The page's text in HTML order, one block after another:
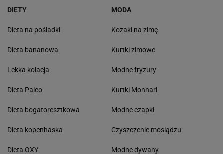
DIETY
Dieta na pośladki
Dieta bananowa
Lekka kolacja
Dieta Paleo
Dieta bogatoresztkowa
Dieta kopenhaska
Dieta OXY
MODA
Kozaki na zimę
Kurtki zimowe
Modne fryzury
Kurtki Monnari
Modne czapki
Czyszczenie mosiądzu
Modne dywany